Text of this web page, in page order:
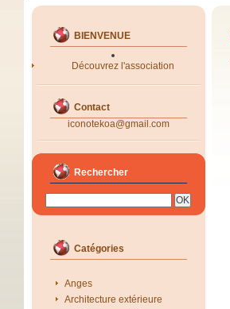
BIENVENUE
Découvrez l'association
Contact
iconotekoa@gmail.com
Rechercher
Catégories
Anges
Architecture extérieure